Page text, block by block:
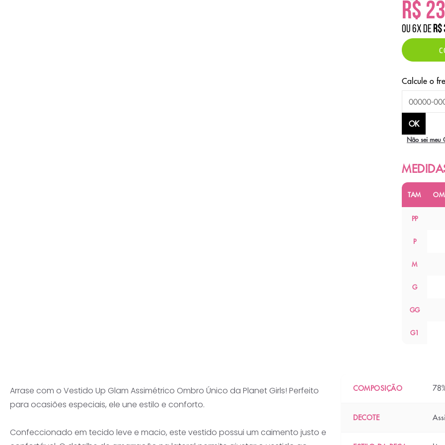
R$
ou6xdeR$
Não sei meu
TAM
PP
P
M
G
GG
G1
Arrase com o Vestido Up Glam Assimétrico Ombro Único da Planet Girls! Perfeito
para ocasiões especiais, ele une estilo e conforto.
Confeccionado em tecido leve e macio, este vestido possui um caimento justo e
COMPOSIÇÃO
DECOTE